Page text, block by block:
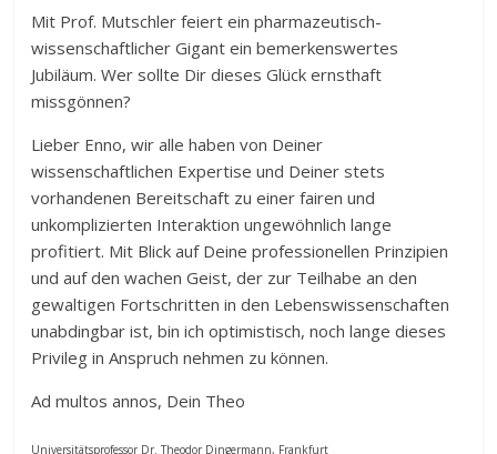
Mit Prof. Mutschler feiert ein pharmazeutisch-
wissenschaftlicher Gigant ein bemerkenswertes
Jubiläum. Wer sollte Dir dieses Glück ernsthaft
missgönnen?
Lieber Enno, wir alle haben von Deiner
wissenschaftlichen Expertise und Deiner stets
vorhandenen Bereitschaft zu einer fairen und
unkomplizierten Interaktion ungewöhnlich lange
profitiert. Mit Blick auf Deine professionellen Prinzipien
und auf den wachen Geist, der zur Teilhabe an den
gewaltigen Fortschritten in den Lebenswissenschaften
unabdingbar ist, bin ich optimistisch, noch lange dieses
Privileg in Anspruch nehmen zu können.
Ad multos annos, Dein Theo
Universitätsprofessor Dr. Theodor Dingermann, Frankfurt